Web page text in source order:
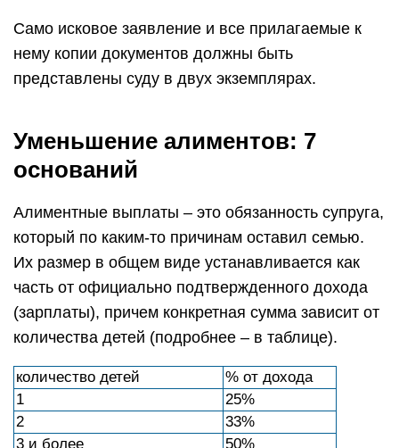
Само исковое заявление и все прилагаемые к
нему копии документов должны быть
представлены суду в двух экземплярах.
Уменьшение алиментов: 7
оснований
Алиментные выплаты – это обязанность супруга,
который по каким-то причинам оставил семью.
Их размер в общем виде устанавливается как
часть от официально подтвержденного дохода
(зарплаты), причем конкретная сумма зависит от
количества детей (подробнее – в таблице).
количество детей
% от дохода
1
25%
2
33%
3 и более
50%